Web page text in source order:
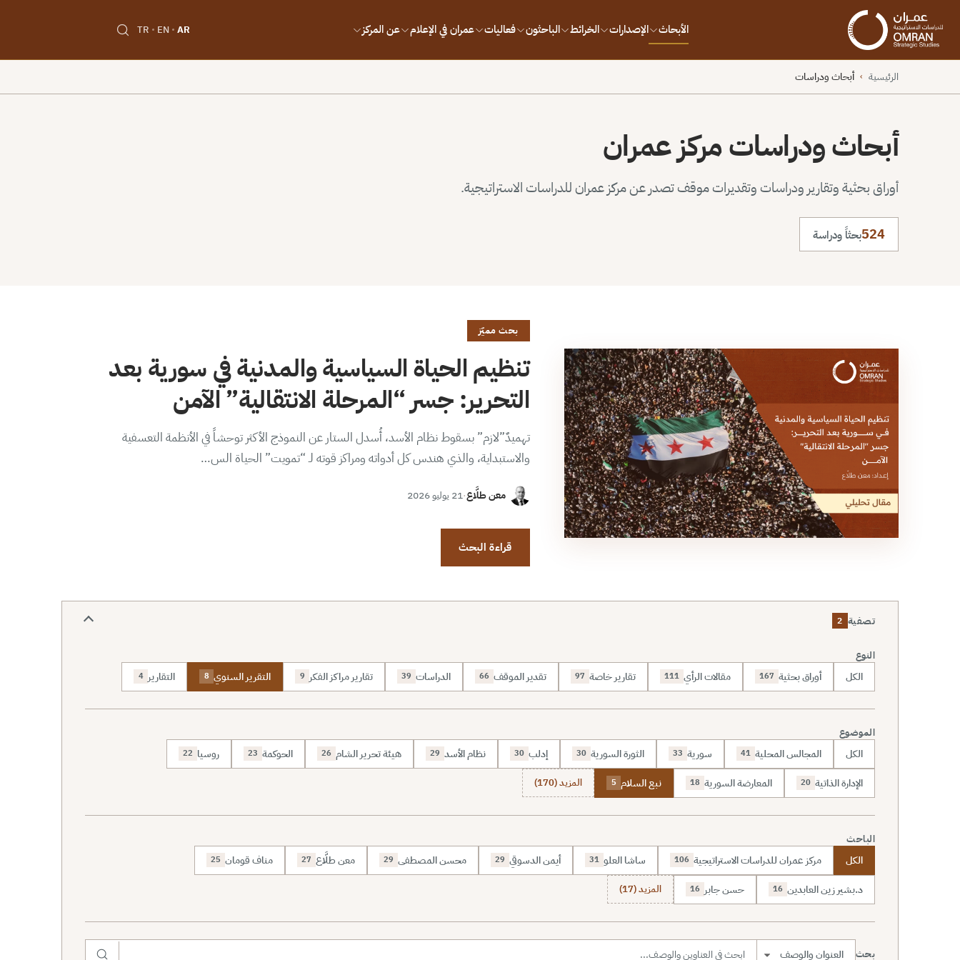
الأبحاث الإصدارات الخرائط الباحثون فعاليات عمران في الإعلام عن المركز AR
EN
TR
الرئيسية › أبحاث ودراسات
أبحاث ودراسات مركز عمران
أوراق بحثية وتقارير ودراسات وتقديرات موقف تصدر عن مركز عمران للدراسات الاستراتيجية.
524بحثاً ودراسة
بحث مميّز
تنظيم الحياة السياسية والمدنية في سورية بعد
التحرير: جسر “المرحلة الانتقالية” الآمن
تهميدٌ”لازم” بسقوط نظام الأسد، أُسدل الستار عن النموذج الأكثر توحشاً في الأنظمة التعسفية
والاستبداية، والذي هندس كل أدواته ومراكز قوته لـ “تمويت” الحياة الس…
معن طلَّاع·21 يوليو 2026
قراءة البحث
تصفية 2
النوع
الكل أوراق بحثية 167 مقالات الرأي 111 تقارير خاصة 97 تقدير الموقف 66 الدراسات 39 تقارير مراكز الفكر 9 التقرير السنوي 8 التقارير 4
الموضوع
الكل المجالس المحلية 41 سورية 33 الثورة السورية 30 إدلب 30 نظام الأسد 29 هيئة تحرير الشام 26 الحوكمة 23 روسيا 22
الإدارة الذاتية 20 المعارضة السورية 18 نبع السلام 5 المزيد (170)
الباحث
الكل مركز عمران للدراسات الاستراتيجية 106 ساشا العلو 31 أيمن الدسوقي 29 محسن المصطفى 29 معن طلَّاع 27 مناف قومان 25
د.بشير زين العابدين 16 حسن جابر 16 المزيد (17)
بحث